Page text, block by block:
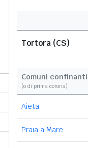
Tortora (CS)
Comuni confinanti
(o di prima corona)
Aieta
Praia a Mare